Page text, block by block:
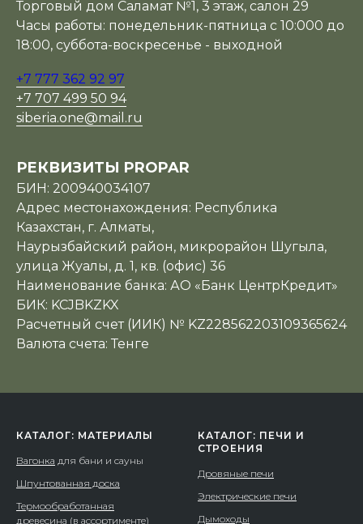
Торговый дом Саламат №1, 3 этаж, салон 29
Часы работы: понедельник-пятница с 10:000 до
18:00, суббота-воскресенье - выходной
+7 777 362 92 97
+7 707 499 50 94
siberia.one@mail.ru
РЕКВИЗИТЫ PROPAR
БИН: 200940034107
Адрес местонахождения: Республика
Казахстан, г. Алматы,
Наурызбайский район, микрорайон Шугыла,
улица Жуалы, д. 1, кв. (офис) 36
Наименование банка: АО «Банк ЦентрКредит»
БИК: KCJBKZKX
Расчетный счет (ИИК) № KZ228562203109365624
Валюта счета: Тенге
КАТАЛОГ: МАТЕРИАЛЫ
Вагонка для бани и сауны
Шпунтованная доска
Термообработанная
древесина (в ассортименте)
КАТАЛОГ: ПЕЧИ И
СТРОЕНИЯ
Дровяные печи
Электрические печи
Дымоходы